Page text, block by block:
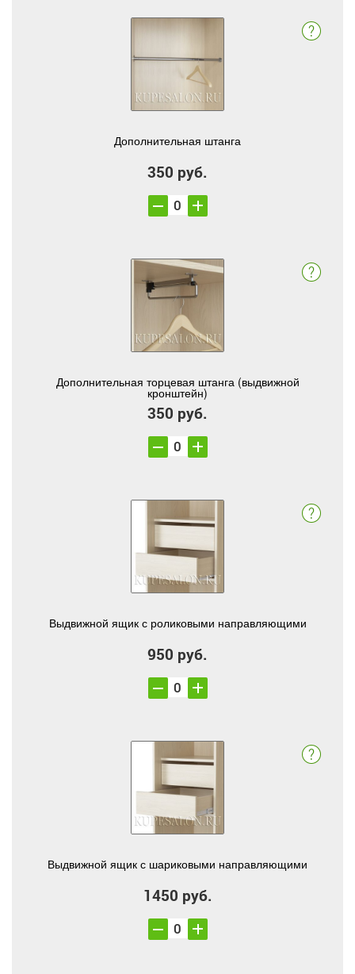
Дополнительная штанга
350 руб.
Дополнительная торцевая штанга (выдвижной
кронштейн)
350 руб.
Выдвижной ящик с роликовыми направляющими
950 руб.
Выдвижной ящик с шариковыми направляющими
1450 руб.